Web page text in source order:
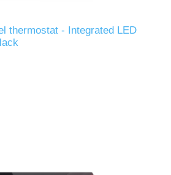
thermostat - Integrated LED